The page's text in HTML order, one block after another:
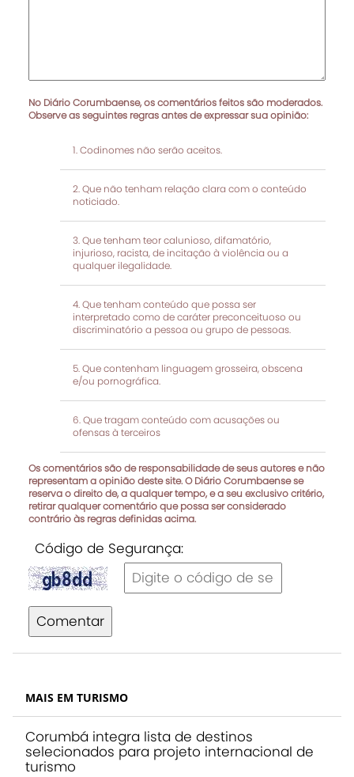
No Diário Corumbaense, os comentários feitos são moderados.
Observe as seguintes regras antes de expressar sua opinião:
Codinomes não serão aceitos.
Que não tenham relação clara com o conteúdo
noticiado.
Que tenham teor calunioso, difamatório,
injurioso, racista, de incitação à violência ou a
qualquer ilegalidade.
Que tenham conteúdo que possa ser
interpretado como de caráter preconceituoso ou
discriminatório a pessoa ou grupo de pessoas.
Que contenham linguagem grosseira, obscena
e/ou pornográfica.
Que tragam conteúdo com acusações ou
ofensas à terceiros
Os comentários são de responsabilidade de seus autores e não
representam a opinião deste site. O Diário Corumbaense se
reserva o direito de, a qualquer tempo, e a seu exclusivo critério,
retirar qualquer comentário que possa ser considerado
contrário às regras definidas acima.
Código de Segurança:
Comentar
MAIS EM TURISMO
Corumbá integra lista de destinos
selecionados para projeto internacional de
turismo